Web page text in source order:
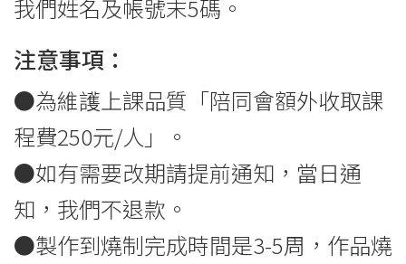
我們姓名及帳號末5碼。
注意事項：
●為維護上課品質「陪同會額外收取課
程費250元/人」。
●如有需要改期請提前通知，當日通
知，我們不退款。
●製作到燒制完成時間是3-5周，作品燒